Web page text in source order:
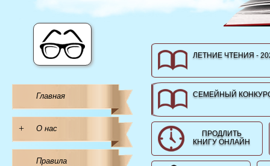
Главная
+ О нас
Правила
ЛЕТНИЕ ЧТЕНИЯ -
СЕМЕЙНЫЙ
ПРОДЛИТЬ
КНИГУ ОНЛАЙН